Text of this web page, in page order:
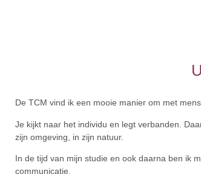
De TCM vind ik een mooie manier om met
Je kijkt naar het individu en legt verbanden.
zijn omgeving, in zijn natuur.
In de tijd van mijn studie en ook daarna ben ik
communicatie.